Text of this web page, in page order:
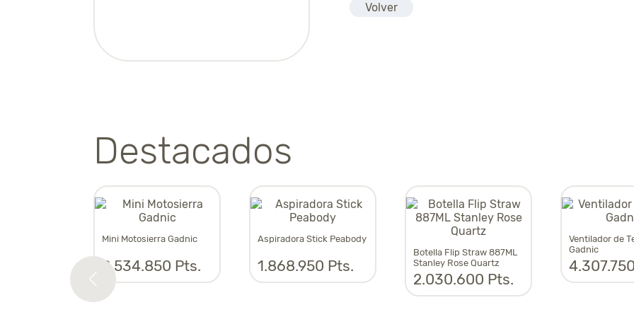
Volver
Destacados
Mini Motosierra Gadnic
2.534.850 Pts.
Aspiradora Stick Peabody
1.868.950 Pts.
Botella Flip Straw 887ML
Stanley Rose Quartz
2.030.600 Pts.
Ventilador de
Gadnic